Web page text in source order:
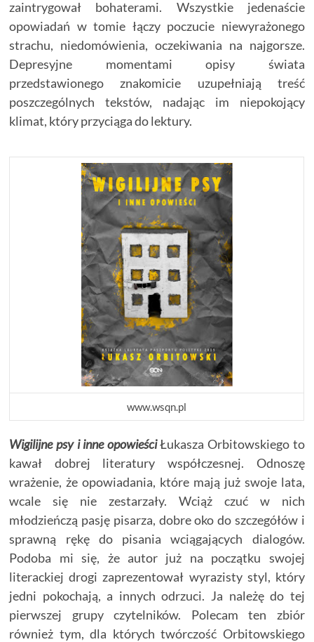
zaintrygował bohaterami. Wszystkie jedenaście
opowiadań w tomie łączy poczucie niewyrażonego
strachu, niedomówienia, oczekiwania na najgorsze.
Depresyjne momentami opisy świata
przedstawionego znakomicie uzupełniają treść
poszczególnych tekstów, nadając im niepokojący
klimat, który przyciąga do lektury.
www.wsqn.pl
Wigilijne psy i inne opowieściŁukasza Orbitowskiego to
kawał dobrej literatury współczesnej. Odnoszę
wrażenie, że opowiadania, które mają już swoje lata,
wcale się nie zestarzały. Wciąż czuć w nich
młodzieńczą pasję pisarza, dobre oko do szczegółów i
sprawną rękę do pisania wciągających dialogów.
Podoba mi się, że autor już na początku swojej
literackiej drogi zaprezentował wyrazisty styl, który
jedni pokochają, a innych odrzuci. Ja należę do tej
pierwszej grupy czytelników. Polecam ten zbiór
również tym, dla których twórczość Orbitowskiego